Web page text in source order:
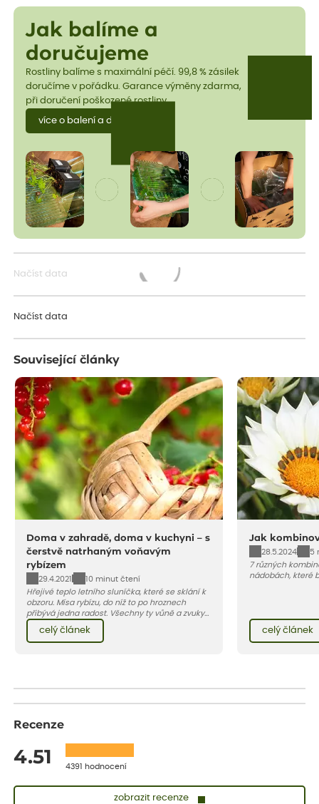
Jak balíme a
doručujeme
Rostliny balíme s maximální péčí. 99,8 % zásilek
doručíme v pořádku. Garance výměny zdarma,
při doručení poškozené rostliny.
více o balení a dopravě
Načíst data
Načíst data
Související články
Doma v zahradě, doma v kuchyni – s
čerstvě natrhaným voňavým
rybízem
29.4.2021
10 minut čtení
Hřejivé teplo letního sluníčka, které se sklání k
obzoru. Mísa rybízu, do níž to po hroznech
přibývá jedna radost. Všechny ty vůně a zvuky
červencové zahrady. Sklizeň rybízu do kuchyně
vnese neuvěřitelný klid a radost. A taky trochu
bezstarostnosti dětství při mlsání babiččina
celý článek
Jak
28.5.2024
5
7 různých
nádobách, které
celý článek
Recenze
4.51 4391 hodnocení
zobrazit recenze